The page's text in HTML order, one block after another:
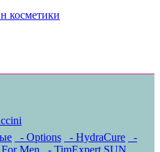
- Options - HydraCure
-
Men
- TimExpert SUN